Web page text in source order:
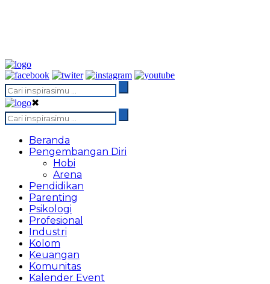
✖
Beranda
Pengembangan Diri
Hobi
Arena
Pendidikan
Parenting
Psikologi
Profesional
Industri
Kolom
Keuangan
Komunitas
Kalender Event